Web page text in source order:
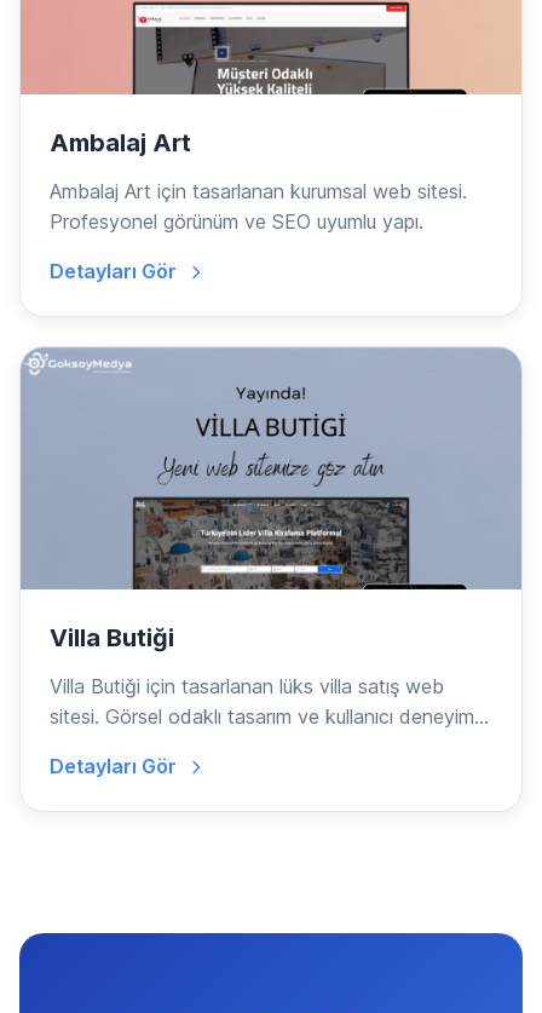
Ambalaj Art
Ambalaj Art için tasarlanan kurumsal web sitesi.
Profesyonel görünüm ve SEO uyumlu yapı.
Detayları Gör
Villa Butiği
Villa Butiği için tasarlanan lüks villa satış web
sitesi. Görsel odaklı tasarım ve kullanıcı deneyim...
Detayları Gör